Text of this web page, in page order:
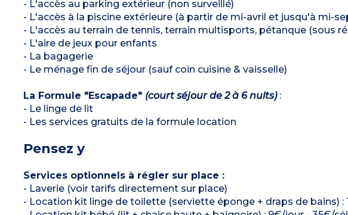
- L'accès au parking extérieur (non surveillé)
- L'accès à la piscine extérieure (à partir de mi-avril et jusqu'à mi-
- L'accès au terrain de tennis, terrain multisports, pétanque (sous
- L'aire de jeux pour enfants
- La bagagerie
- Le ménage fin de séjour (sauf coin cuisine & vaisselle)
La Formule "Escapade" (court séjour de 2 à 6 nuits):
- Le linge de lit
- Les services gratuits de la formule location
Pensez y
Services optionnels à régler sur place :
- Laverie (voir tarifs directement sur place)
- Location kit linge de toilette (serviette éponge + draps de bains) :